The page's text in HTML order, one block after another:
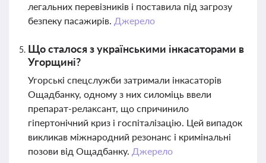
легальних перевізників і поставила під загрозу
безпеку пасажирів. Джерело
Що сталося з українськими інкасаторами в
Угорщині?
Угорські спецслужби затримали інкасаторів
Ощадбанку, одному з них силоміць ввели
препарат-релаксант, що спричинило
гіпертонічний криз і госпіталізацію. Цей випадок
викликав міжнародний резонанс і кримінальні
позови від Ощадбанку. Джерело